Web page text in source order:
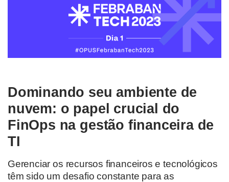
Dominando seu ambiente de
nuvem: o papel crucial do
FinOps na gestão financeira de
TI
Gerenciar os recursos financeiros e tecnológicos
têm sido um desafio constante para as